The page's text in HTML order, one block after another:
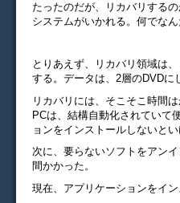
たったのだが、リカバリする
システムがいかれる。何でな
とりあえず、リカバリ領域は
する。データは、2層のDVDに
リカバリには、そこそこ時間
PCは、結構自動化されていて
ョンをインストールしないと
次に、要らないソフトをアン
間かかった。
現在、アプリケーションをイ